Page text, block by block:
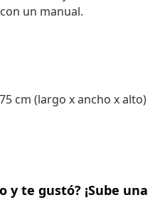
un manual.
cm (largo x ancho x alto)
y te gustó? ¡Sube una